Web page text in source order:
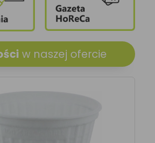
w naszej ofercie